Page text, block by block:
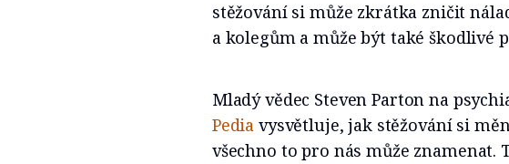
stěžování si může zkrátka zničit
a kolegům a může být také škodlivé
Mladý vědec Steven Parton na
Pedia vysvětluje, jak stěžování si
všechno to pro nás může znamenat.